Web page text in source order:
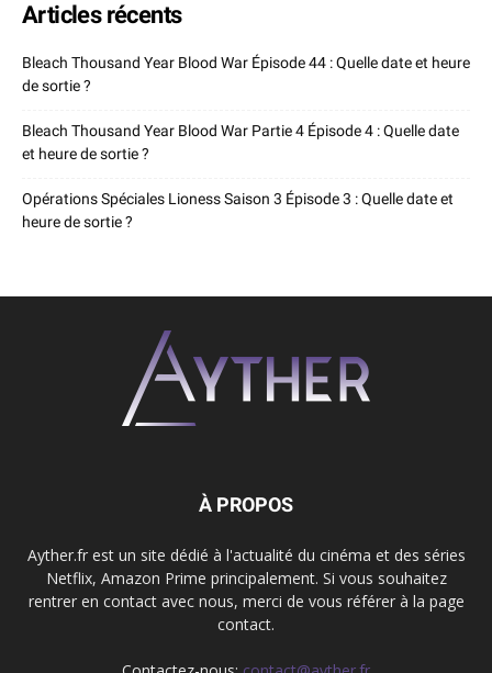
Articles récents
Bleach Thousand Year Blood War Épisode 44 : Quelle date et heure
de sortie ?
Bleach Thousand Year Blood War Partie 4 Épisode 4 : Quelle date
et heure de sortie ?
Opérations Spéciales Lioness Saison 3 Épisode 3 : Quelle date et
heure de sortie ?
À PROPOS
Ayther.fr est un site dédié à l'actualité du cinéma et des séries
Netflix, Amazon Prime principalement. Si vous souhaitez
rentrer en contact avec nous, merci de vous référer à la page
contact.